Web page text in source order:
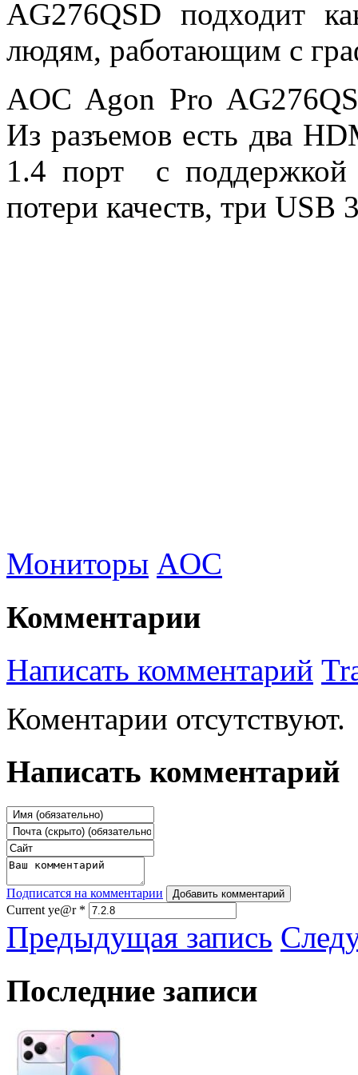
AG276QSD подходит
людям, работающим с
AOC Agon Pro
Из разъемов есть два
1.4 порт с поддержкой
потери качеств, три USB
Мониторы AOC
Комментарии
Написать комментарий
Коментарии отсутствуют.
Написать комментарий
Подписатся на комментарии Добавить комментарий
Current ye@r *
Предыдущая запись
Последние записи